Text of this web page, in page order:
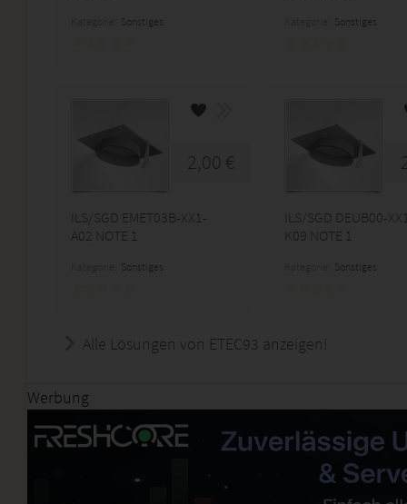
Sonstiges Sonstiges
2,00 €
ILS/SGD EMET03B-XX1-
A02 NOTE 1
Sonstiges
ILS/SGD DEUB00-
K09 NOTE 1
Sonstiges
Alle Lösungen von ETEC93 anzeigen!
Werbung